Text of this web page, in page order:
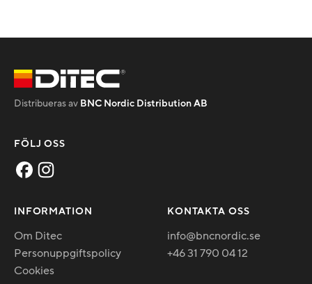
Distribueras av BNC Nordic Distribution AB
FÖLJ OSS
INFORMATION
Om Ditec
Personuppgiftspolicy
Cookies
KONTAKTA OSS
info@bncnordic.se
+46 31 790 04 12